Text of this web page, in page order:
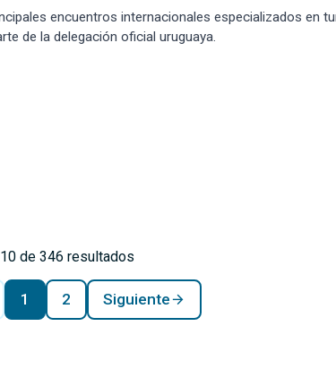
encuentros internacionales especializados en
, la IDM formó parte de la delegación oficial uruguaya.
de 346 resultados
1 2 Siguiente